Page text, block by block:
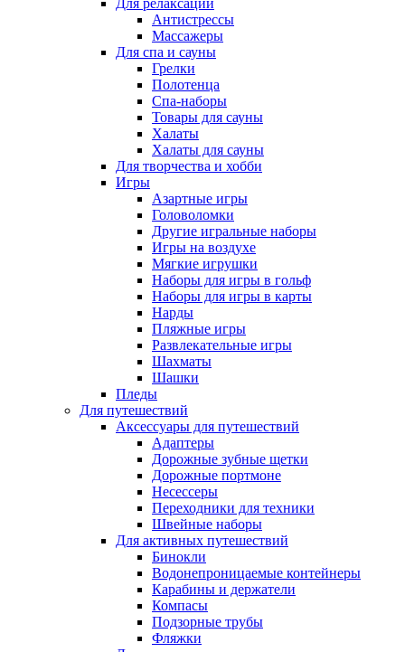
Антистрессы
Массажеры
Для спа и сауны
Грелки
Полотенца
Спа-наборы
Товары для сауны
Халаты
Халаты для сауны
Для творчества и хобби
Игры
Азартные игры
Головоломки
Другие игральные наборы
Игры на воздухе
Мягкие игрушки
Наборы для игры в гольф
Наборы для игры в карты
Нарды
Пляжные игры
Развлекательные игры
Шахматы
Шашки
Пледы
Для путешествий
Аксессуары для путешествий
Адаптеры
Дорожные зубные щетки
Дорожные портмоне
Несессеры
Переходники для техники
Швейные наборы
Для активных путешествий
Бинокли
Водонепроницаемые контейнеры
Карабины и держатели
Компасы
Подзорные трубы
Фляжки